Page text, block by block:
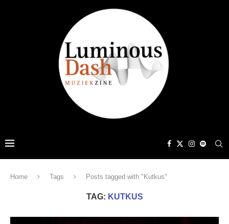
Home Tags Posts tagged with "Kutkus"
TAG: KUTKUS